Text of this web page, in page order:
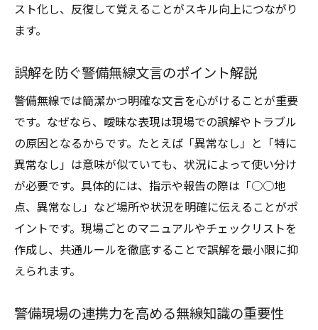
スト化し、反復して覚えることがスキル向上につながり
ます。
誤解を防ぐ警備無線文言のポイント解説
警備無線では簡潔かつ明確な文言を心がけることが重要
です。なぜなら、曖昧な表現は現場での誤解やトラブル
の原因となるからです。たとえば「異常なし」と「特に
異常なし」は意味が似ていても、状況によって使い分け
が必要です。具体的には、指示や報告の際は「○○地
点、異常なし」など場所や状況を明確に伝えることがポ
イントです。現場ごとのマニュアルやチェックリストを
作成し、共通ルールを徹底することで誤解を最小限に抑
えられます。
警備現場の連携力を高める無線知識の重要性